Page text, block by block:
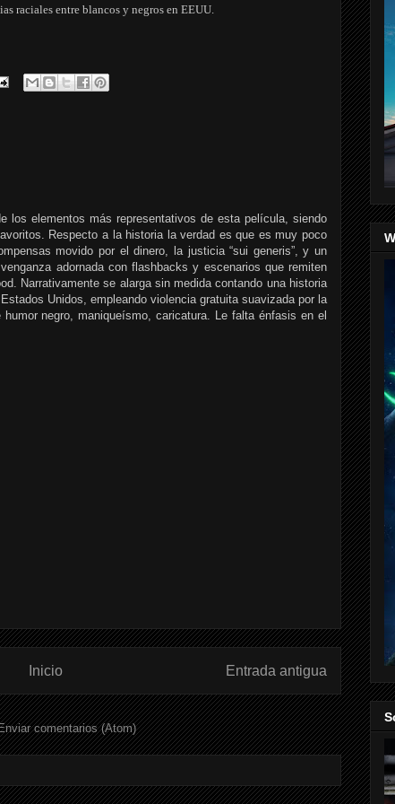
raciales entre blancos y negros en EEUU.
los elementos más representativos de esta película, siendo
Respecto a la historia la verdad es que es muy poco
movido por el dinero, la justicia “sui generis”, y un
adornada con flashbacks y escenarios que remiten
Narrativamente se alarga sin medida contando una historia
Unidos, empleando violencia gratuita suavizada por la
negro, maniqueísmo, caricatura. Le falta énfasis en el
Entrada antigua
Inicio
comentarios (Atom)